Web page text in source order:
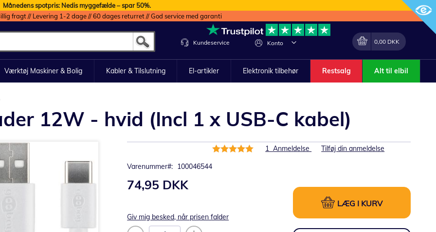
Månedens spotpris: Nedis myggefælde – spar 50%.
fragt // Levering 1-2 dage // 60 dages returret // God service med garanti
Konto
Lave
Min indkøbskurv
0,00 DKK
Kundeservice
Værktøj Maskiner & Bolig Kabler & Tilslutning El-artikler Elektronik tilbehør Restsalg Alt til elbil
12W - hvid (Incl 1 x USB-C kabel)
Varenummer 100046544
Bedømmelse:
1Anmeldelse Tilføj din anmeldelse
74,95 DKK
Giv mig besked, når prisen falder
LÆG I KURV